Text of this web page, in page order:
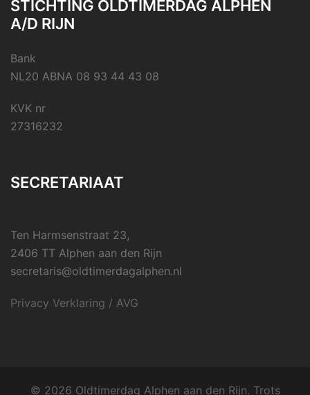
STICHTING OLDTIMERDAG ALPHEN
A/D RIJN
Bank
NL20 ABNA 08 93 44 43 08
KVK nr
27316232
SECRETARIAAT
Ten Harmsenstraat 23,
2406 TT Alphen aan den Rijn
secretaris@oldtimerdagalphen.nl
Privacy Verklaring / AVG
© 2026 Oldtimerdag Alphen aan den Rijn. Trots